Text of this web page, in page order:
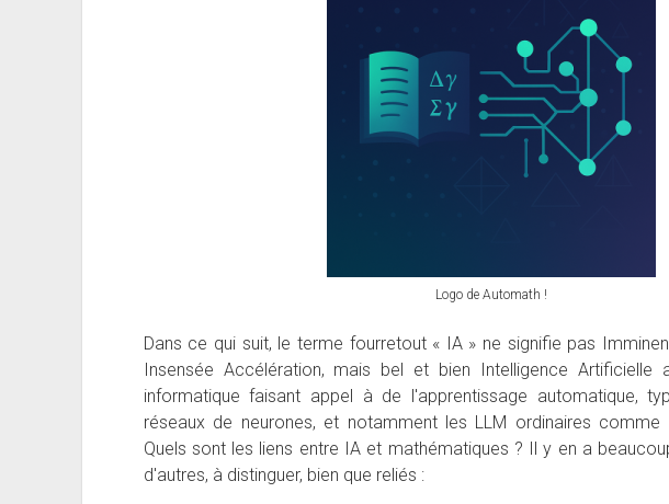
Logo de Automath !
Dans ce qui suit, le terme fourretout « IA » ne signifie pas
Insensée Accélération, mais bel et bien Intelligence Artificielle
informatique faisant appel à de l'apprentissage automatique,
réseaux de neurones, et notamment les LLM ordinaires comme
Quels sont les liens entre IA et mathématiques ? Il y en a
d'autres, à distinguer, bien que reliés :